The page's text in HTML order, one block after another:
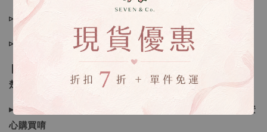
▹現貨商品１～３日內寄出
▹預購商品７～２１日（不含假日）寄出，如遇缺貨請見諒！
❙ 本賣場不接受下標後要求取消訂單（下標前請三思與看清
楚）❙
▸商品皆由日本、韓國門市、官網購入，皆為正品，您可以安
心購買唷